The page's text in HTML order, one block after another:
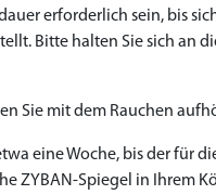
erforderlich sein, bis
Bitte halten Sie sich an
Sie mit dem Rauchen
eine Woche, bis der für
ZYBAN-Spiegel in Ihrem